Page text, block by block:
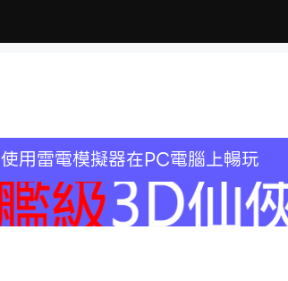
使用雷電模擬器在PC電腦上暢玩